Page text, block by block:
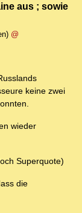
aus ; sowie
@
keine zwei
wieder
Superquote)
die